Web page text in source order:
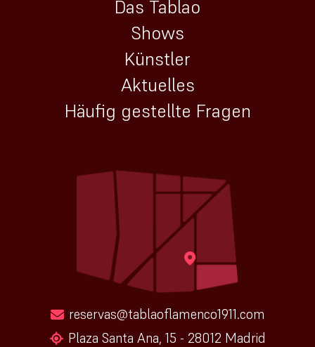
Das Tablao
Shows
Künstler
Aktuelles
Häufig gestellte Fragen
reservas@tablaoflamenco1911.com
Plaza Santa Ana, 15 - 28012 Madrid